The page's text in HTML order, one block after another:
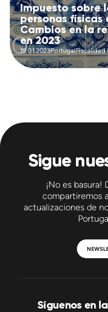
Impuesto sobre
personas físicas
Cambios en la
en 2023
19.01.2023PortugalFiscalidad
Sigue
¡No es basura!
compartiremos
actualizaciones de
Síguenos en